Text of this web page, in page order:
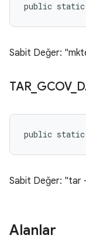
public static
Sabit Değer:
TAR_ GCOV_
public static
Sabit Değer: "tar
Alanlar